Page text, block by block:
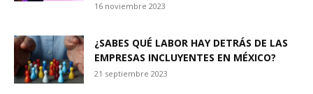
16 noviembre 2023
¿SABES QUÉ LABOR HAY DETRÁS DE LAS
EMPRESAS INCLUYENTES EN MÉXICO?
21 septiembre 2023